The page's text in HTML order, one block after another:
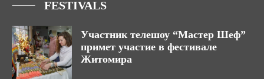
FESTIVALS
Участник телешоу “Мастер Шеф”
примет участие в фестивале
Житомира